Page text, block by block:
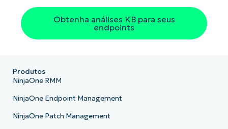
Obtenha análises KB para seus
endpoints
Produtos
NinjaOne RMM
NinjaOne Endpoint Management
NinjaOne Patch Management